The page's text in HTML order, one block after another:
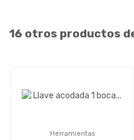
16 otros productos
Herramientas